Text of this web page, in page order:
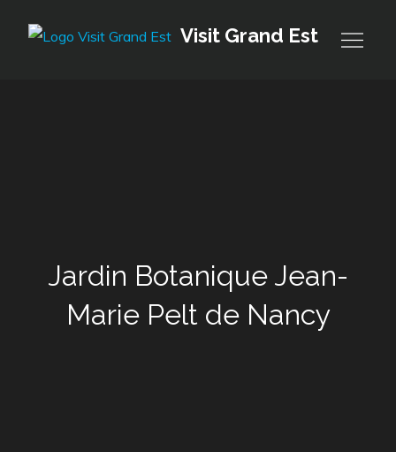
Visit Grand Est
Jardin Botanique Jean-
Marie Pelt de Nancy